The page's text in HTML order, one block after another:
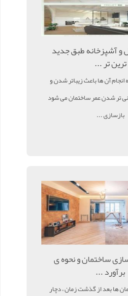
و آشپزخانه طبق جدید
ترین تر ...
آن ها باعث زیباتر شدن و
تر شدن عمر ساختمان می شود
بازسازی ...
ساختمان و نحوه ی
برآورد ...
ها بعد از گذشت زمان ، دچار